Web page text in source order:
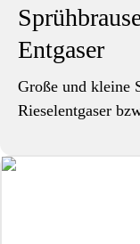
Entgaser
Große und kleine
Rieselentgaser